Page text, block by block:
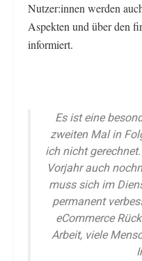
Nutzer:innen werden
Aspekten und über den
informiert.
Es ist eine
zweiten Mal in
ich nicht
Vorjahr auch
muss sich im
permanent
eCommerce
Arbeit, viele